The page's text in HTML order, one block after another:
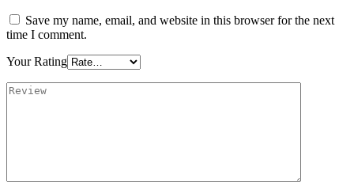
Save my name, email, and website in this browser for the next
time I comment.
Your Rating